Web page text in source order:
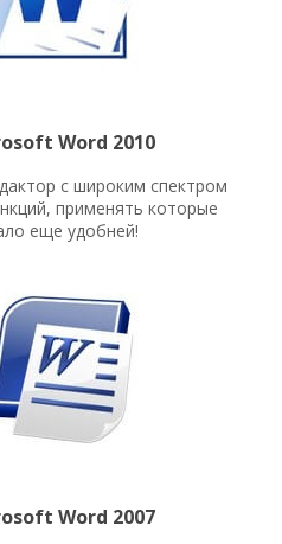
Word 2010
с широким спектром
применять которые
еще удобней!
Word 2007